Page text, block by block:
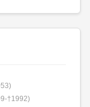
†1992)